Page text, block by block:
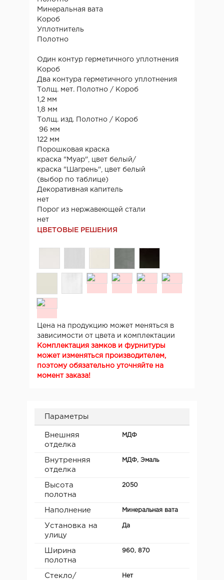
Минеральная вата
Короб
Уплотнитель
Полотно
Один контур герметичного уплотнения
Короб
Два контура герметичного уплотнения
Толщ. мет. Полотно / Короб
1,2 мм
1,8 мм
Толщ. изд. Полотно / Короб
96 мм
122 мм
Порошковая краска
краска "Муар", цвет белый/
краска "Шагрень", цвет белый
(выбор по таблице)
Декоративная капитель
нет
Порог из нержавеющей стали
нет
ЦВЕТОВЫЕ РЕШЕНИЯ
Цена на продукцию может меняться в
зависимости от цвета и комплектации
Комплектация замков и фурнитуры
может изменяться производителем,
поэтому обязательно уточняйте на
момент заказа!
Параметры
Внешняя
отделка
МДФ
Внутренняя
отделка
МДФ, Эмаль
Высота
полотна
2050
Наполнение Минеральная вата
Установка на
улицу
Да
Ширина
полотна
960, 870
Стекло/
Нет